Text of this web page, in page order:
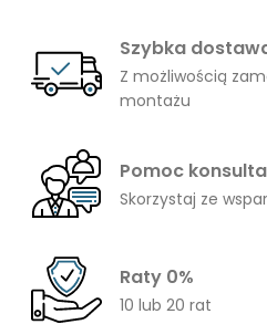
Szybka
Z możliwością
montażu
Pomoc
Skorzystaj ze
Raty 0%
10 lub 20 rat